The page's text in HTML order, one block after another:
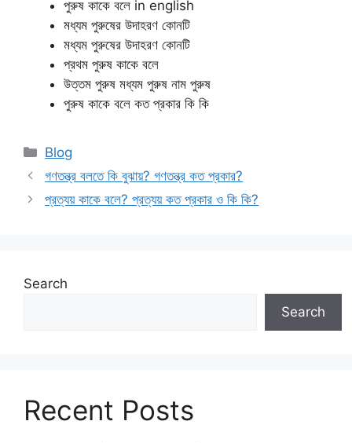
পুরুষ কাকে বলে in english
মধ্যম পুরুষের উদাহরণ কোনটি
মধ্যম পুরুষের উদাহরণ কোনটি
প্রথম পুরুষ কাকে বলে
উত্তম পুরুষ মধ্যম পুরুষ নাম পুরুষ
পুরুষ কাকে বলে কত প্রকার কি কি
Categories
Blog
গণতন্ত্র বলতে কি বুঝায়? গণতন্ত্র কত প্রকার?
প্রত্যয় কাকে বলে? প্রত্যয় কত প্রকার ও কি কি?
Search
Search
Recent Posts